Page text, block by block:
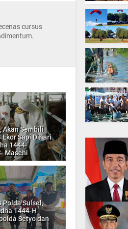
cursus
Akan Sembili
Ekor Sapi Dihari
1444-
Masehi
Polda Sulsel,
1444-H
Setyo dan